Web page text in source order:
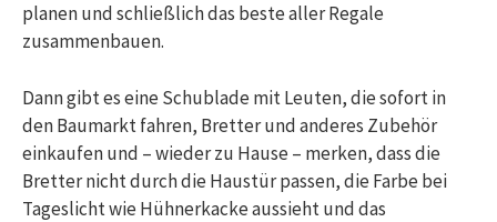
planen und schließlich das beste aller Regale
zusammenbauen.
Dann gibt es eine Schublade mit Leuten, die sofort in
den Baumarkt fahren, Bretter und anderes Zubehör
einkaufen und – wieder zu Hause – merken, dass die
Bretter nicht durch die Haustür passen, die Farbe bei
Tageslicht wie Hühnerkacke aussieht und das